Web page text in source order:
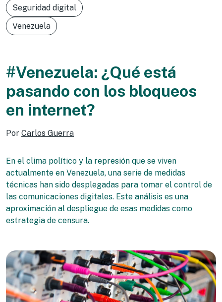
Seguridad digital
Venezuela
#Venezuela: ¿Qué está
pasando con los bloqueos
en internet?
Por Carlos Guerra
En el clima político y la represión que se viven
actualmente en Venezuela, una serie de medidas
técnicas han sido desplegadas para tomar el control de
las comunicaciones digitales. Este análisis es una
aproximación al despliegue de esas medidas como
estrategia de censura.